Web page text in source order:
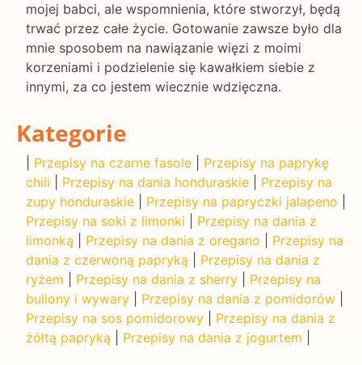
mojej babci, ale wspomnienia, które stworzył, będą
trwać przez całe życie. Gotowanie zawsze było dla
mnie sposobem na nawiązanie więzi z moimi
korzeniami i podzielenie się kawałkiem siebie z
innymi, za co jestem wiecznie wdzięczna.
Kategorie
Przepisy na czarne fasole
Przepisy na paprykę
chili
Przepisy na dania honduraskie
Przepisy na
zupy honduraskie
Przepisy na papryczki jalapeno
Przepisy na soki z limonki
Przepisy na dania z
limonką
Przepisy na dania z oregano
Przepisy na
dania z czerwoną papryką
Przepisy na dania z
ryżem
Przepisy na dania z sherry
Przepisy na
buliony i wywary
Przepisy na dania z pomidorów
Przepisy na sos pomidorowy
Przepisy na dania z
żółtą papryką
Przepisy na dania z jogurtem